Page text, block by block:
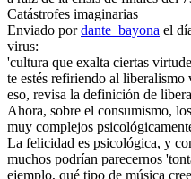
Catástrofes imaginarias
Enviado pordante_bayona el
virus:
'cultura que exalta ciertas
te estés refiriendo al
eso, revisa la definición de
Ahora, sobre el consumismo,
muy complejos
La felicidad es psicológica, y
muchos podrían parecernos
ejemplo, qué tipo de música